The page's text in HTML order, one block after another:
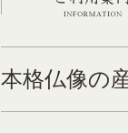
本格仏像の